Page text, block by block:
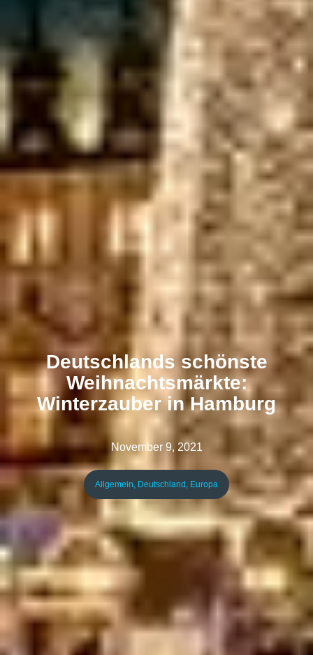
Deutschlands schönste
Weihnachtsmärkte:
Winterzauber in Hamburg
November 9, 2021
Allgemein, Deutschland , Europa